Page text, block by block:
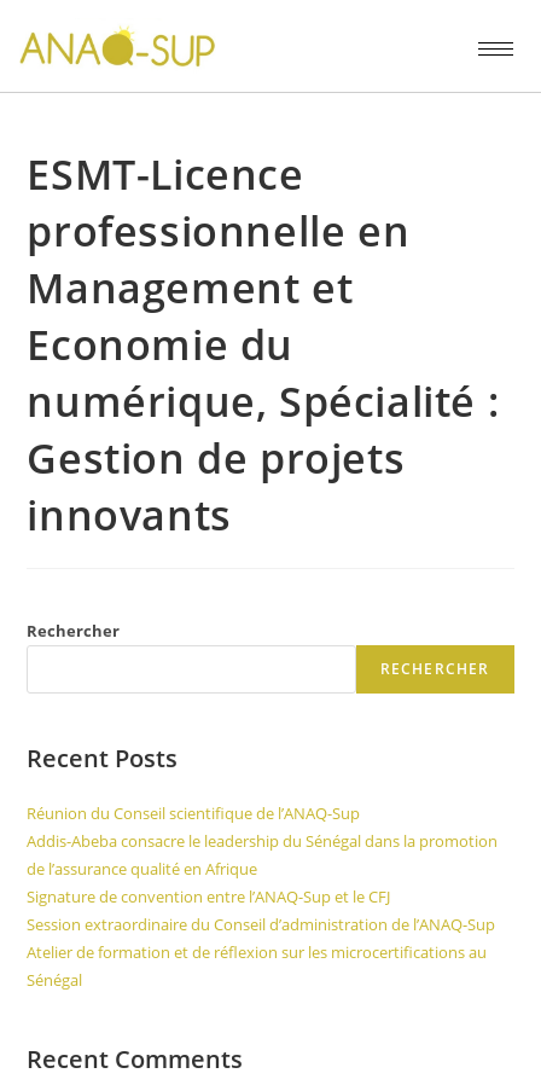
ESMT-Licence
professionnelle en
Management et
Economie du
numérique, Spécialité :
Gestion de projets
innovants
Rechercher
RECHERCHER
Recent Posts
Réunion du Conseil scientifique de l’ANAQ-Sup
Addis-Abeba consacre le leadership du Sénégal dans la promotion
de l’assurance qualité en Afrique
Signature de convention entre l’ANAQ-Sup et le CFJ
Session extraordinaire du Conseil d’administration de l’ANAQ-Sup
Atelier de formation et de réflexion sur les microcertifications au
Sénégal
Recent Comments